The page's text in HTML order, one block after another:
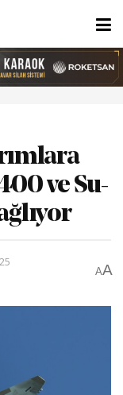
ve Su-
AA